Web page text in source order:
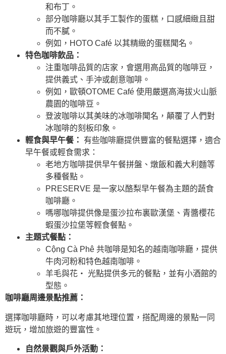
和布丁。
部分咖啡廳以其手工製作的蛋糕，口感細緻且甜
而不膩。
例如，HOTO Café 以其精緻的蛋糕聞名。
特色咖啡飲品：
注重咖啡品質的店家，會選用高品質的咖啡豆，
提供義式、手沖或創意咖啡。
例如，歐頓OTOME Café 使用嚴選高海拔火山脈
農園的咖啡豆。
登波咖啡以其美味的冰咖啡聞名，顛覆了人們對
冰咖啡的刻板印象。
輕食與早午餐：
有些咖啡廳提供豐富的餐點選擇，適合
早午餐或輕食需求：
老地方咖啡提供早午餐拼盤、燉飯和義大利麵等
多種餐點。
PRESERVE 是一家以酪梨早午餐為主題的蔬食
咖啡廳。
嗎哪咖啡提供像是蛋沙拉布裏歐漢堡、青醬櫻花
蝦蛋沙拉堡等輕食餐點。
主題式餐點：
Cộng Cà Phê 共咖啡是知名的越南咖啡廳，提供
牛肉河粉和特色越南咖啡。
羊毛與花‧ 光點提供多元的餐點，並有小酒館的
型態。
咖啡廳周邊景點推薦：
選擇咖啡廳時，可以考慮其地理位置，搭配周邊的景點一同
遊玩，增加旅遊的豐富性。
自然景觀與戶外活動：